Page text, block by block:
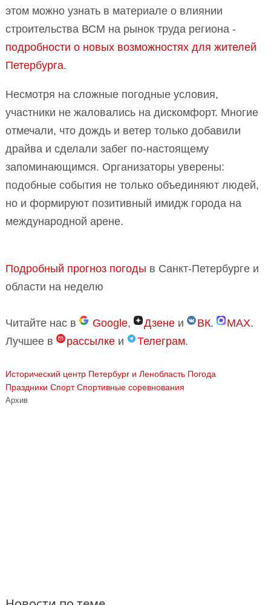
этом можно узнать в материале о влиянии
строительства ВСМ на рынок труда региона -
подробности о новых возможностях для жителей
Петербурга.
Несмотря на сложные погодные условия,
участники не жаловались на дискомфорт. Многие
отмечали, что дождь и ветер только добавили
драйва и сделали забег по-настоящему
запоминающимся. Организаторы уверены:
подобные события не только объединяют людей,
но и формируют позитивный имидж города на
международной арене.
Подробный прогноз погоды в Санкт-Петербурге и
области на неделю
Читайте нас в Google, Дзене и ВК. MAX.
Лучшее в
рассылке и Телеграм.
Исторический центр Петербург и Ленобласть Погода
Праздники Спорт Спортивные соревнования
Архив